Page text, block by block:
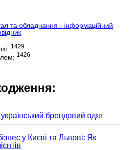
та обладнання - інформаційний
1429
1426
брендовий одяг
у Києві та Львові: Як